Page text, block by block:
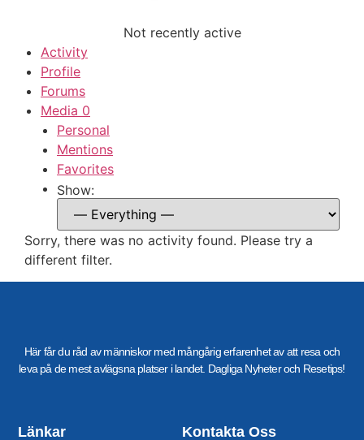
Not recently active
Activity
Profile
Forums
Media 0
Personal
Mentions
Favorites
Show:
Sorry, there was no activity found. Please try a
different filter.
Här får du råd av människor med mångårig erfarenhet av att resa och
leva på de mest avlägsna platser i landet. Dagliga Nyheter och Resetips!
Länkar Kontakta Oss